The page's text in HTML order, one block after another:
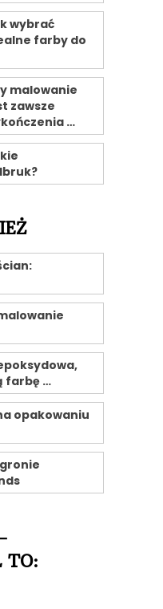
wybrać
farby do
malowanie
zawsze
…
farbę …
opakowaniu
TO: